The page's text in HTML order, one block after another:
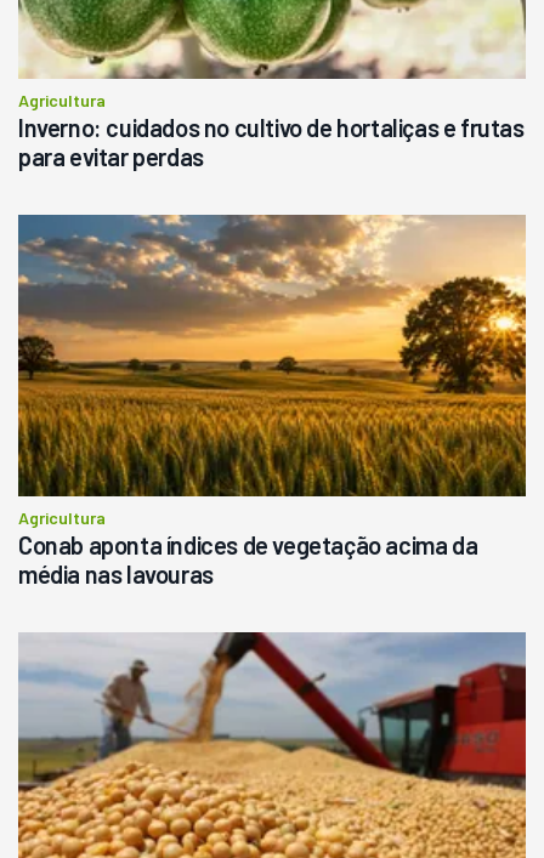
Agricultura
Inverno: cuidados no cultivo de hortaliças e frutas
para evitar perdas
Agricultura
Conab aponta índices de vegetação acima da
média nas lavouras